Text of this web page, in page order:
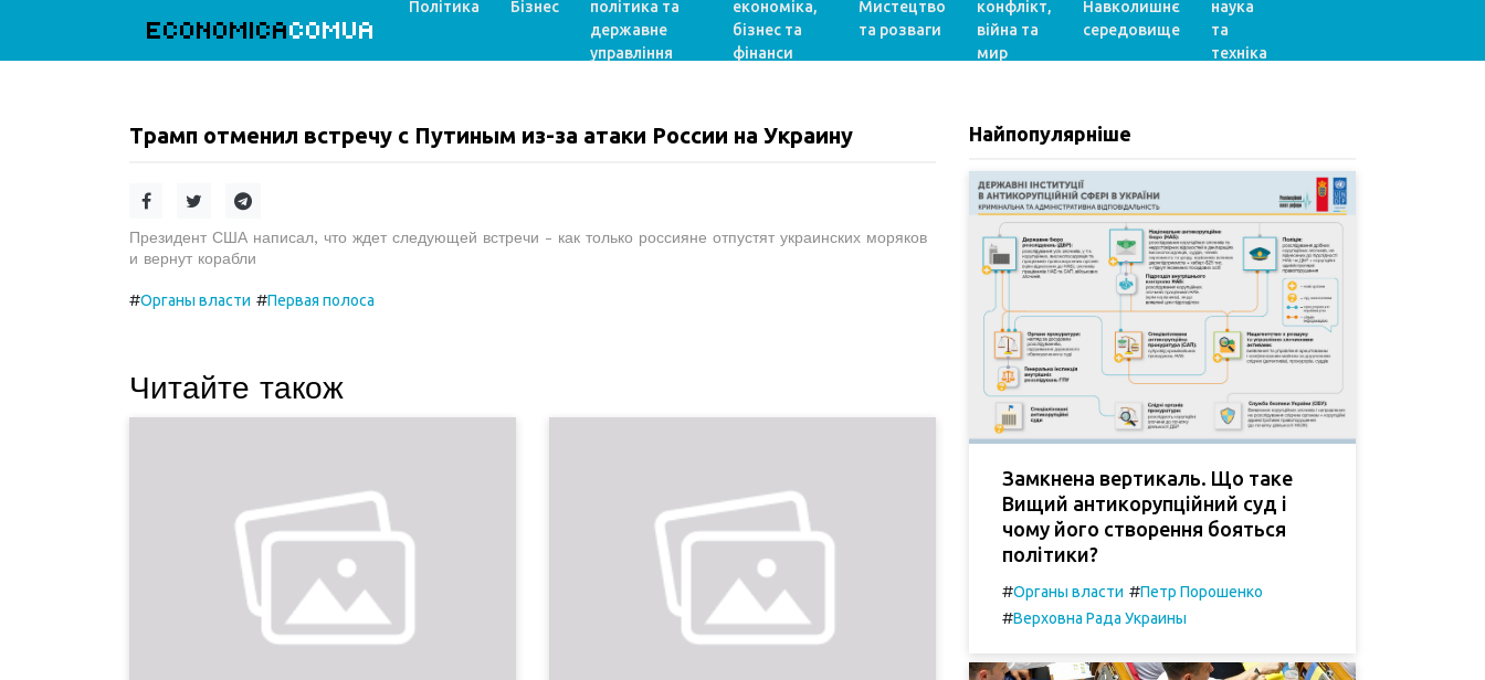
ECONOMICACOMUA
Політика Бізнес
політика та
державне
управління
економіка,
бізнес та
фінанси
Мистецтво
та розваги
конфлікт,
війна та
мир
Навколишнє
середовище
наука
та
техніка
Трамп отменил встречу с Путиным из-за атаки России на Украину
Президент США написал, что ждет следующей встречи - как только россияне отпустят украинских моряков
и вернут корабли
#Органы власти #Первая полоса
Читайте також
Найпопулярніше
Замкнена вертикаль. Що таке
Вищий антикорупційний суд і
чому його створення бояться
політики?
#Органы власти #Петр Порошенко
#Верховна Рада Украины